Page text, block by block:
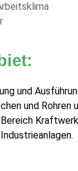
und
und Rohren